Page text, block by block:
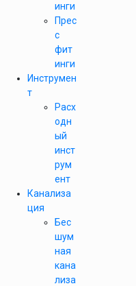
инги
Прес
с
фит
инги
Инструмен
т
Расх
одн
ый
инст
рум
ент
Канализа
ция
Бес
шум
ная
кана
лиза